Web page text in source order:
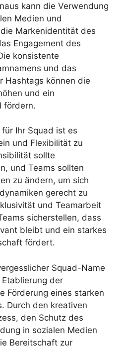
kann die Verwendung
Medien und
Markenidentität des
Engagement des
konsistente
und das
Hashtags können die
und ein
fördern.
Ihr Squad ist es
und Flexibilität zu
sollte
und Teams sollten
zu ändern, um sich
gerecht zu
und Teamarbeit
sicherstellen, dass
bleibt und ein starkes
fördert.
Squad-Name
der
Förderung eines starken
Durch den kreativen
den Schutz des
in sozialen Medien
Bereitschaft zur